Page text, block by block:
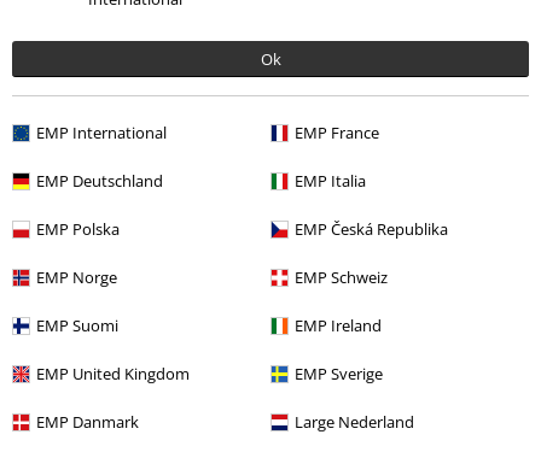
Ok
EMP International EMP France
EMP Deutschland EMP Italia
EMP Polska EMP Česká Republika
EMP Norge EMP Schweiz
EMP Suomi EMP Ireland
EMP United Kingdom EMP Sverige
EMP Danmark Large Nederland
E-Mail Newsletter